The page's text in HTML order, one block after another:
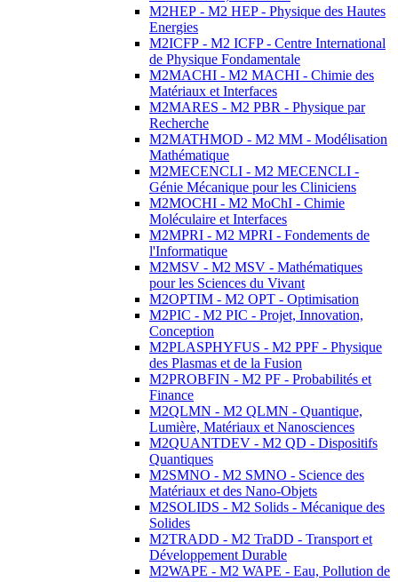
M2HEP - M2 HEP - Physique des Hautes
Energies
M2ICFP - M2 ICFP - Centre International
de Physique Fondamentale
M2MACHI - M2 MACHI - Chimie des
Matériaux et Interfaces
M2MARES - M2 PBR - Physique par
Recherche
M2MATHMOD - M2 MM - Modélisation
Mathématique
M2MECENCLI - M2 MECENCLI -
Génie Mécanique pour les Cliniciens
M2MOCHI - M2 MoChI - Chimie
Moléculaire et Interfaces
M2MPRI - M2 MPRI - Fondements de
l'Informatique
M2MSV - M2 MSV - Mathématiques
pour les Sciences du Vivant
M2OPTIM - M2 OPT - Optimisation
M2PIC - M2 PIC - Projet, Innovation,
Conception
M2PLASPHYFUS - M2 PPF - Physique
des Plasmas et de la Fusion
M2PROBFIN - M2 PF - Probabilités et
Finance
M2QLMN - M2 QLMN - Quantique,
Lumière, Matériaux et Nanosciences
M2QUANTDEV - M2 QD - Dispositifs
Quantiques
M2SMNO - M2 SMNO - Science des
Matériaux et des Nano-Objets
M2SOLIDS - M2 Solids - Mécanique des
Solides
M2TRADD - M2 TraDD - Transport et
Développement Durable
M2WAPE - M2 WAPE - Eau, Pollution de